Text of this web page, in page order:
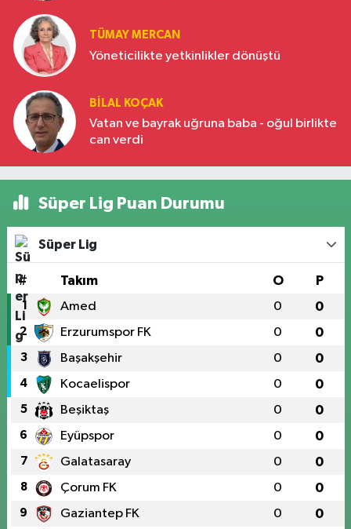
TÜMAY MERCAN
Yöneticilikte yetkinlikler dönüştü
BILAL KOÇAK
Vatan ve bayrak uğruna baba - oğul birlikte
can verdi
Süper Lig Puan Durumu
Süper Lig
# Takım O P
1 Amed 0 0
2 Erzurumspor FK 0 0
3 Başakşehir 0 0
4 Kocaelispor 0 0
5 Beşiktaş 0 0
6 Eyüpspor 0 0
7 Galatasaray 0 0
8 Çorum FK 0 0
9 Gaziantep FK 0 0